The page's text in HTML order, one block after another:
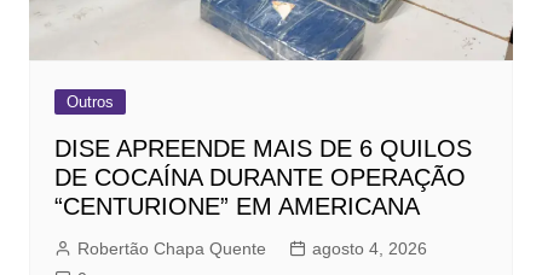
Outros
DISE APREENDE MAIS DE 6 QUILOS
DE COCAÍNA DURANTE OPERAÇÃO
“CENTURIONE” EM AMERICANA
Robertão Chapa Quente
agosto 4, 2026